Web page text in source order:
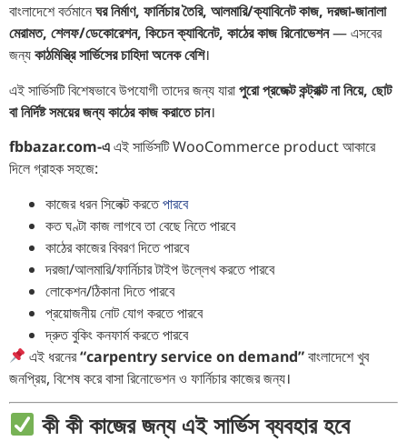
বাংলাদেশে বর্তমানেঘর নির্মাণ, ফার্নিচার তৈরি, আলমারি/ক্যাবিনেট কাজ, দরজা-জানালা
মেরামত, শেলফ/ডেকোরেশন, কিচেন ক্যাবিনেট, কাঠের কাজ রিনোভেশন— এসবের
জন্যকাঠমিস্ত্রি সার্ভিসের চাহিদা অনেক বেশি।
এই সার্ভিসটি বিশেষভাবে উপযোগী তাদের জন্য যারাপুরো প্রজেক্ট কন্ট্রাক্ট না নিয়ে, ছোট
বা নির্দিষ্ট সময়ের জন্য কাঠের কাজ করাতে চান।
fbbazar.com-এএই সার্ভিসটি WooCommerce product আকারে
দিলে গ্রাহক সহজে:
কাজের ধরন সিলেক্ট করতেপারবে
কত ঘণ্টা কাজ লাগবে তা বেছে নিতে পারবে
কাঠের কাজের বিবরণ দিতে পারবে
দরজা/আলমারি/ফার্নিচার টাইপ উল্লেখ করতে পারবে
লোকেশন/ঠিকানা দিতে পারবে
প্রয়োজনীয় নোট যোগ করতে পারবে
দ্রুত বুকিং কনফার্ম করতে পারবে
এই ধরনের“carpentry service on demand”বাংলাদেশে খুব
জনপ্রিয়, বিশেষ করে বাসা রিনোভেশন ও ফার্নিচার কাজের জন্য।
কী কী কাজের জন্য এই সার্ভিস ব্যবহার হবে